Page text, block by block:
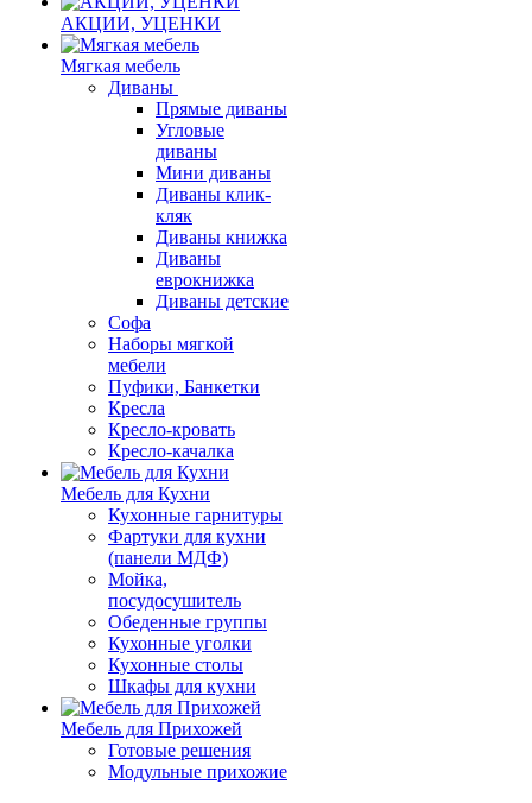
АКЦИИ, УЦЕНКИ
Мягкая мебель
Диваны
Прямые диваны
Угловые
диваны
Мини диваны
Диваны клик-
кляк
Диваны книжка
Диваны
еврокнижка
Диваны детские
Софа
Наборы мягкой
мебели
Пуфики, Банкетки
Кресла
Кресло-кровать
Кресло-качалка
Мебель для Кухни
Кухонные гарнитуры
Фартуки для кухни
(панели МДФ)
Мойка,
посудосушитель
Обеденные группы
Кухонные уголки
Кухонные столы
Шкафы для кухни
Мебель для Прихожей
Готовые решения
Модульные прихожие